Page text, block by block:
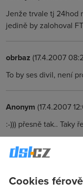
Jenže trvale tj 24hod
jedině by zalohoval
obrbaz (17.4.2007
To by ses divil, není
Anonym (17.4.2007
:-))) přesně tak.. Taky
Anonym(17.4.2007
ještě lépe zajistí
Cookies